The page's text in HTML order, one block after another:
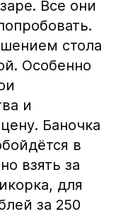
Все они
стола
Особенно
и
Баночка
в
взять за
для
за 250